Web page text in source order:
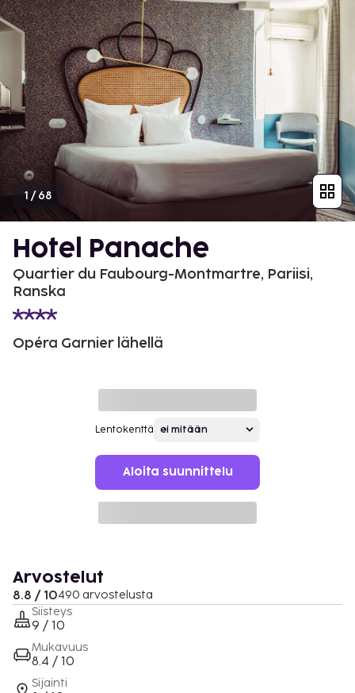
1 /68
Hotel Panache
Quartier du Faubourg-Montmartre, Pariisi,
Ranska
Opéra Garnier lähellä
Lentokenttä
Aloita suunnittelu
Arvostelut
8.8 / 10490 arvostelusta
Siisteys
9 / 10
Mukavuus
8.4 / 10
Sijainti